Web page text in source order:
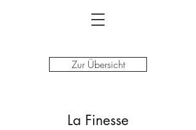
Zur Übersicht
La Finesse